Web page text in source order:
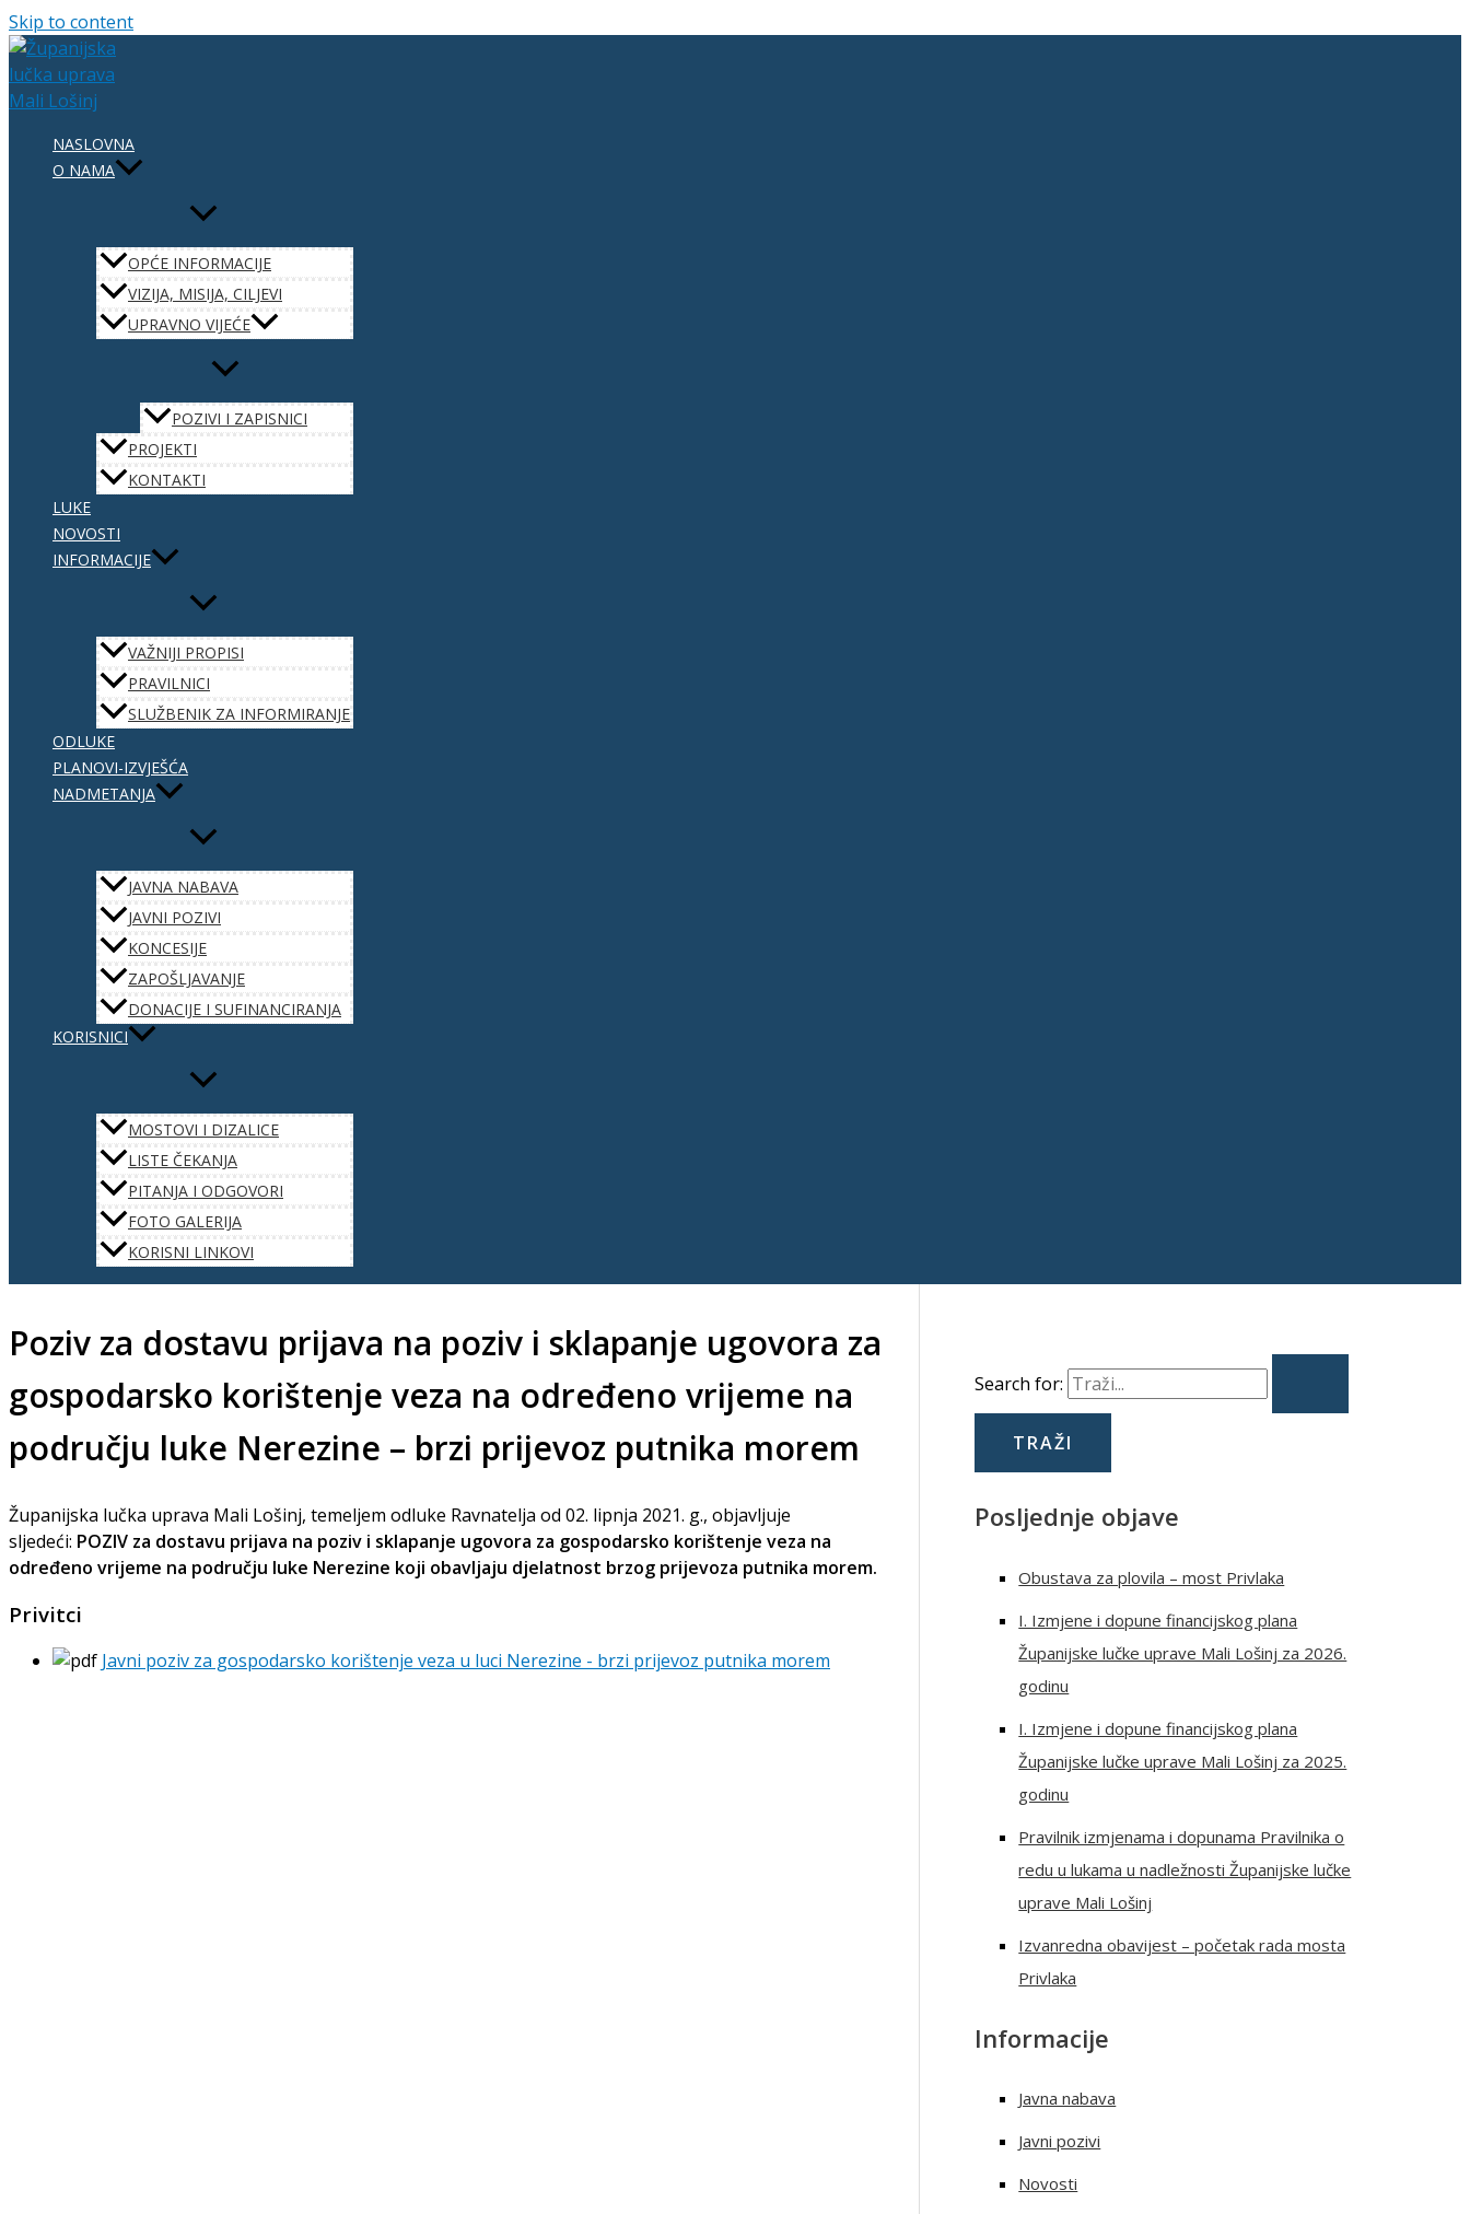
Skip to content
NASLOVNA
O NAMA
OPĆE INFORMACIJE
VIZIJA, MISIJA, CILJEVI
UPRAVNO VIJEĆE
POZIVI I ZAPISNICI
PROJEKTI
KONTAKTI
LUKE
NOVOSTI
INFORMACIJE
VAŽNIJI PROPISI
PRAVILNICI
SLUŽBENIK ZA INFORMIRANJE
ODLUKE
PLANOVI-IZVJEŠĆA
NADMETANJA
JAVNA NABAVA
JAVNI POZIVI
KONCESIJE
ZAPOŠLJAVANJE
DONACIJE I SUFINANCIRANJA
KORISNICI
MOSTOVI I DIZALICE
LISTE ČEKANJA
PITANJA I ODGOVORI
FOTO GALERIJA
KORISNI LINKOVI
Poziv za dostavu prijava na poziv i sklapanje ugovora za
gospodarsko korištenje veza na određeno vrijeme na
području luke Nerezine – brzi prijevoz putnika morem
Županijska lučka uprava Mali Lošinj, temeljem odluke Ravnatelja od 02. lipnja 2021. g., objavljuje
sljedeći: POZIV za dostavu prijava na poziv i sklapanje ugovora za gospodarsko korištenje veza na
određeno vrijeme na području luke Nerezine koji obavljaju djelatnost brzog prijevoza putnika morem.
Privitci
Javni poziv za gospodarsko korištenje veza u luci Nerezine - brzi prijevoz putnika morem
Search for:
Posljednje objave
Obustava za plovila – most Privlaka
I. Izmjene i dopune financijskog plana
Županijske lučke uprave Mali Lošinj za 2026.
godinu
I. Izmjene i dopune financijskog plana
Županijske lučke uprave Mali Lošinj za 2025.
godinu
Pravilnik izmjenama i dopunama Pravilnika o
redu u lukama u nadležnosti Županijske lučke
uprave Mali Lošinj
Izvanredna obavijest – početak rada mosta
Privlaka
Informacije
Javna nabava
Javni pozivi
Novosti